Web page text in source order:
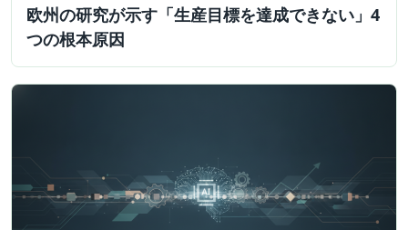
欧州の研究が示す「生産目標を達成できない」4
つの根本原因